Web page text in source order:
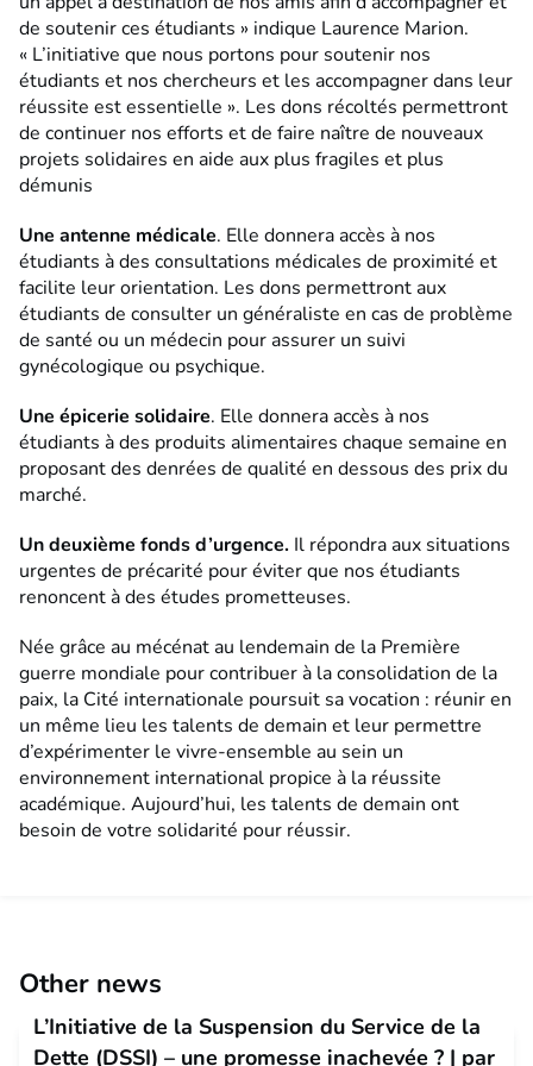
de soutenir ces étudiants » indique Laurence Marion.
« L’initiative que nous portons pour soutenir nos
étudiants et nos chercheurs et les accompagner dans leur
réussite est essentielle ». Les dons récoltés permettront
de continuer nos efforts et de faire naître de nouveaux
projets solidaires en aide aux plus fragiles et plus
démunis
Une antenne médicale. Elle donnera accès à nos
étudiants à des consultations médicales de proximité et
facilite leur orientation. Les dons permettront aux
étudiants de consulter un généraliste en cas de problème
de santé ou un médecin pour assurer un suivi
gynécologique ou psychique.
Une épicerie solidaire. Elle donnera accès à nos
étudiants à des produits alimentaires chaque semaine en
proposant des denrées de qualité en dessous des prix du
marché.
Un deuxième fonds d’urgence. Il répondra aux situations
urgentes de précarité pour éviter que nos étudiants
renoncent à des études prometteuses.
Née grâce au mécénat au lendemain de la Première
guerre mondiale pour contribuer à la consolidation de la
paix, la Cité internationale poursuit sa vocation : réunir en
un même lieu les talents de demain et leur permettre
d’expérimenter le vivre-ensemble au sein un
environnement international propice à la réussite
académique. Aujourd’hui, les talents de demain ont
besoin de votre solidarité pour réussir.
Other news
L’Initiative de la Suspension du Service de la
Dette (DSSI) – une promesse inachevée ? | par